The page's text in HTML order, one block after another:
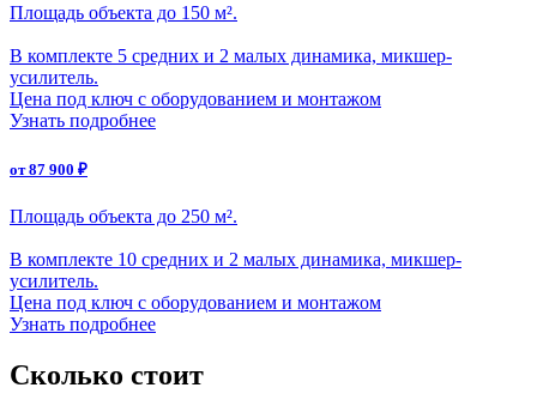
Площадь объекта до 150 м².
В комплекте 5 средних и 2 малых динамика, микшер-
усилитель.
Цена под ключ с оборудованием и монтажом
Узнать подробнее
от 87 900 ₽
Площадь объекта до 250 м².
В комплекте 10 средних и 2 малых динамика, микшер-
усилитель.
Цена под ключ с оборудованием и монтажом
Узнать подробнее
Сколько стоит